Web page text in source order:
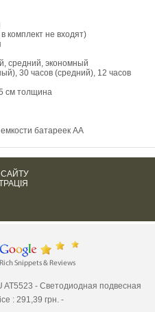
комплект не входят)
средний, экономный
30 часов (средний), 12 часов
см толщина
батареек АА
AT5523 - Светодиодная подвесная
: 291,39 грн. -